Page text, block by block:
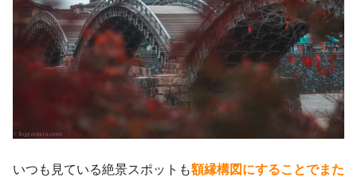
いつも見ている絶景スポットも額縁構図にすることでまた